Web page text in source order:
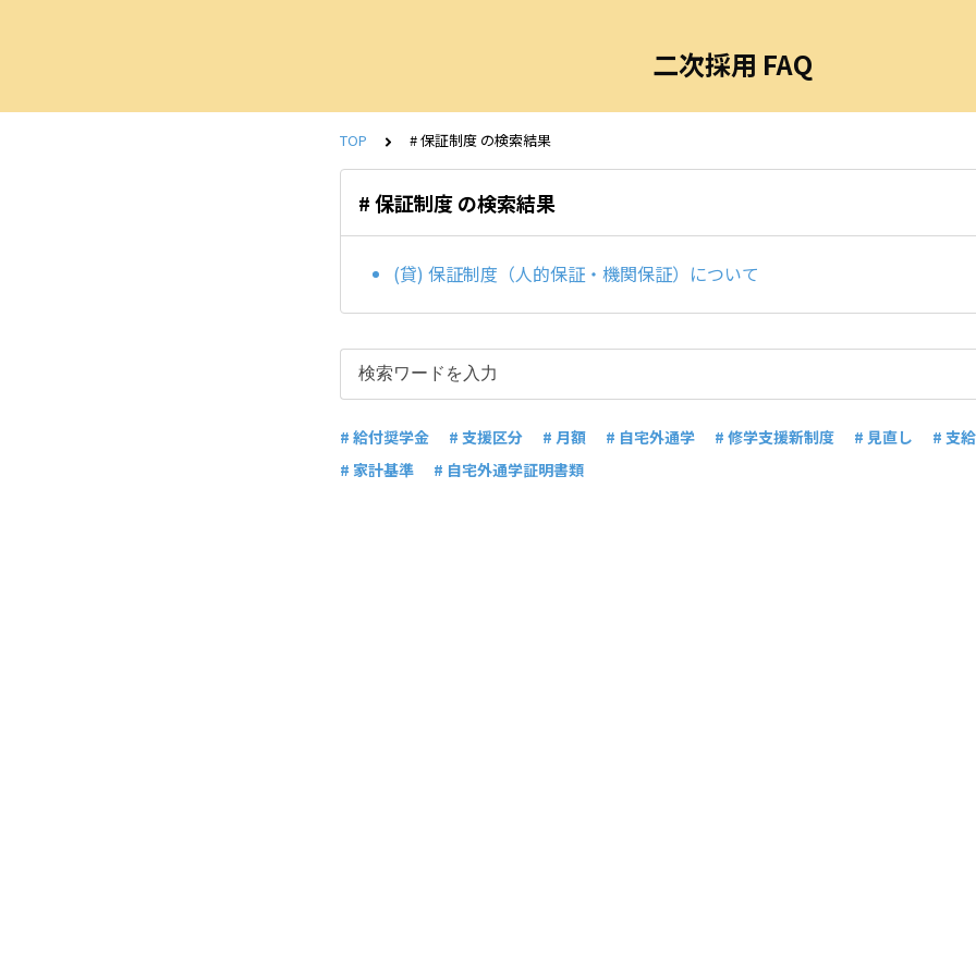
二次採用 FAQ
TOP # 保証制度 の検索結果
# 保証制度 の検索結果
(貸) 保証制度（人的保証・機関保証）について
# 給付奨学金 # 支援区分 # 月額 # 自宅外通学 # 修学支援新制度 # 見直し # 支
# 家計基準
# 自宅外通学証明書類